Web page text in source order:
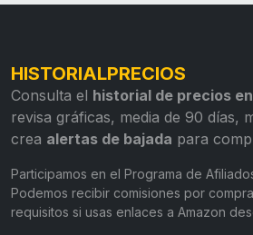
HISTORIALPRECIOS
Consulta el historial de precios
revisa gráficas, media de 90 días,
crea alertas de bajada para
Participamos en el Programa de
Podemos recibir comisiones por
requisitos si usas enlaces a Amazon